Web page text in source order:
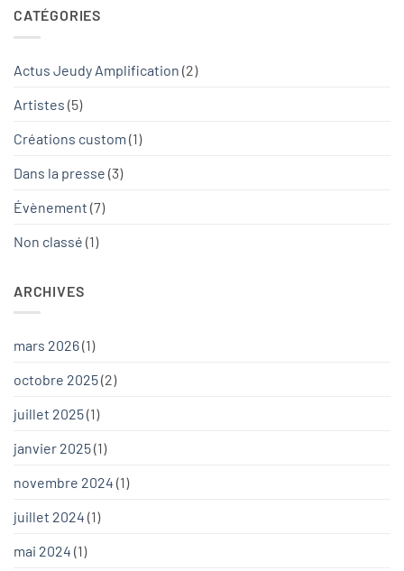
CATÉGORIES
Actus Jeudy Amplification (2)
Artistes (5)
Créations custom (1)
Dans la presse (3)
Évènement (7)
Non classé (1)
ARCHIVES
mars 2026(1)
octobre 2025(2)
juillet 2025(1)
janvier 2025(1)
novembre 2024 (1)
juillet 2024 (1)
mai 2024 (1)